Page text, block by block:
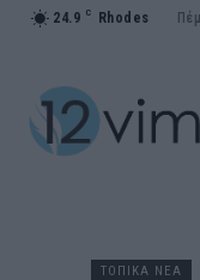
24.9 C Rhodes
ΤΟΠΙΚΑ ΝΕΑ